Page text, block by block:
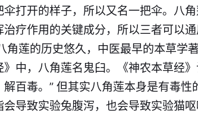
打开的样子，所以又名一把伞。八
疗作用的关键成分，所以三者可以
角莲的历史悠久，中医最早的本草学
中，八角莲名鬼臼。《神农本草经
百毒。” 但其实八角莲本身是有毒
导致实验兔腹泻，也会导致实验猫